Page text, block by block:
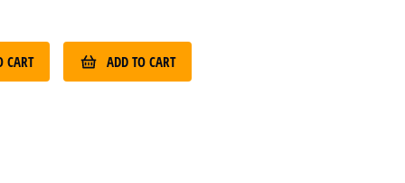
CART ADD TO CART